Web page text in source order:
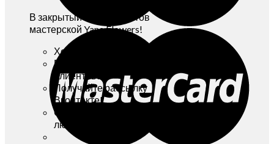
В закрытый Клуб Клиентов
мастерской Yana Flowers!
Хотите бонусы и скидки?
Вступайте в Клуб
Клиентов!
Получайте рассылку
Вконтакте!
Отписаться можно в
любой момент!